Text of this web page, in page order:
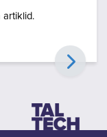
artiklid.